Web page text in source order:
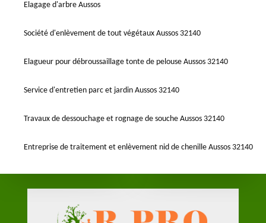
Elagage d'arbre Aussos
Société d'enlèvement de tout végétaux Aussos 32140
Elagueur pour débroussaillage tonte de pelouse Aussos 32140
Service d'entretien parc et jardin Aussos 32140
Travaux de dessouchage et rognage de souche Aussos 32140
Entreprise de traitement et enlèvement nid de chenille Aussos 32140